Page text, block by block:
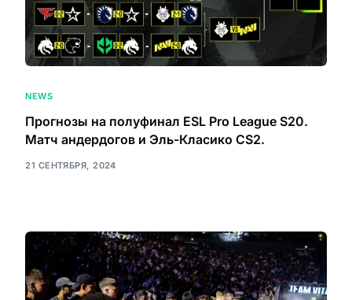
NEWS
Прогнозы на полуфинал ESL Pro League S20.
Матч андердогов и Эль-Класико CS2.
21 СЕНТЯБРЯ, 2024